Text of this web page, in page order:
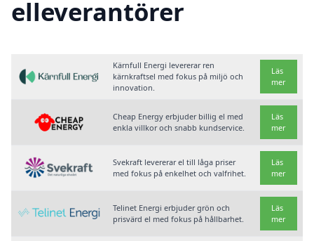
elleverantörer
Kärnfull Energi levererar ren
kärnkraftsel med fokus på miljö och
innovation.
Läs
mer
Cheap Energy erbjuder billig el med
enkla villkor och snabb kundservice.
Läs
mer
Svekraft levererar el till låga priser
med fokus på enkelhet och valfrihet.
Läs
mer
Telinet Energi erbjuder grön och
prisvärd el med fokus på hållbarhet.
Läs
mer